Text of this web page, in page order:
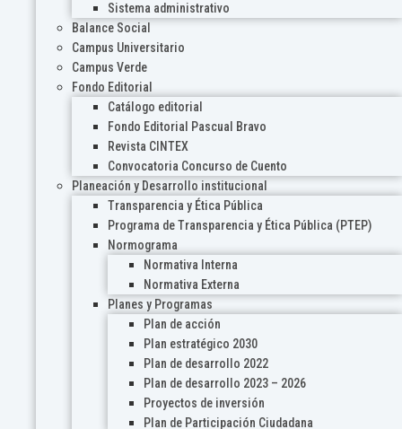
Sistema administrativo
Balance Social
Campus Universitario
Campus Verde
Fondo Editorial
Catálogo editorial
Fondo Editorial Pascual Bravo
Revista CINTEX
Convocatoria Concurso de Cuento
Planeación y Desarrollo institucional
Transparencia y Ética Pública
Programa de Transparencia y Ética Pública (PTEP)
Normograma
Normativa Interna
Normativa Externa
Planes y Programas
Plan de acción
Plan estratégico 2030
Plan de desarrollo 2022
Plan de desarrollo 2023 – 2026
Proyectos de inversión
Plan de Participación Ciudadana